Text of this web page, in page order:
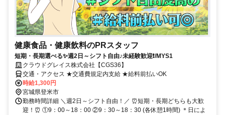
健康食品・健康飲料のPRスタッフ
短期・長期選べる✨週2日～シフト自由♪未経験歓迎❗/MYS1
クラウドグレイス株式会社【CGS36】
交通・アクセス ★交通費規定内支給 ★給料前払いOK
時給1,300円
宮城県登米市
勤務時間詳細 ＼週2日～シフト自由！／ ⏰短期・長期どちらも大歓
迎！⏰ ①9：00～18：00 ②9：30～18：30 (各休憩1時間) ＊日によ